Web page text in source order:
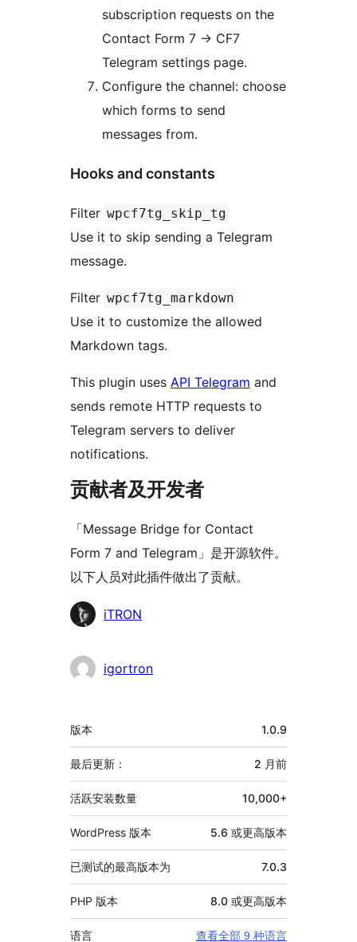
subscription requests on the
Contact Form 7 → CF7
Telegram settings page.
Configure the channel: choose
which forms to send
messages from.
Hooks and constants
Filter wpcf7tg_skip_tg
Use it to skip sending a Telegram
message.
Filter wpcf7tg_markdown
Use it to customize the allowed
Markdown tags.
This plugin uses API Telegram and
sends remote HTTP requests to
Telegram servers to deliver
notifications.
贡献者及开发者
「Message Bridge for Contact
Form 7 and Telegram」是开源软件。
以下人员对此插件做出了贡献。
贡
者
iTRON
igortron
额
外
信
息
版本 1.0.9
最后更新： 2 月前
活跃安装数量 10,000+
WordPress 版本 5.6 或更高版本
已测试的最高版本为 7.0.3
PHP 版本 8.0 或更高版本
语言 查看全部 9 种语言